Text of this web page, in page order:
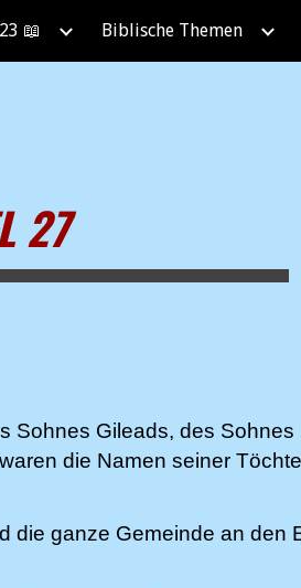
Skip to navigation
📖 Biblische Themen
27
Sohnes Gileads, des
die Namen seiner
die ganze Gemeinde an den